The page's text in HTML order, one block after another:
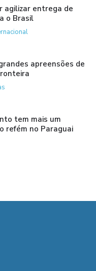
agilizar entrega de
o Brasil
apreensões de
tem mais um
refém no Paraguai